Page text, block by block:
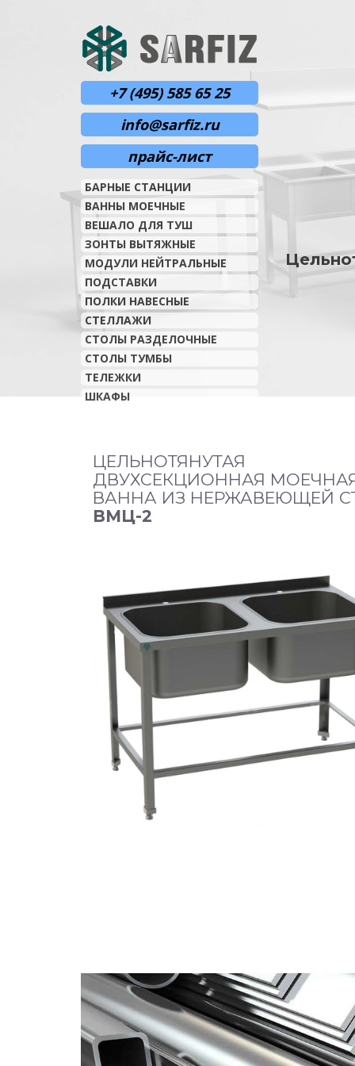
+7 (495) 585 65 25
info@sarfiz.ru
прайс-лист
БАРНЫЕ СТАНЦИИ
ВАННЫ МОЕЧНЫЕ
ВЕШАЛО ДЛЯ ТУШ
ЗОНТЫ ВЫТЯЖНЫЕ
МОДУЛИ НЕЙТРАЛЬНЫЕ
ПОДСТАВКИ
ПОЛКИ НАВЕСНЫЕ
СТЕЛЛАЖИ
СТОЛЫ РАЗДЕЛОЧНЫЕ
СТОЛЫ ТУМБЫ
ТЕЛЕЖКИ
ШКАФЫ
ЦЕЛЬНОТЯНУТАЯ
ДВУХСЕКЦИОННАЯ
ВАННА ИЗ НЕРЖАВЕЮЩЕЙ
ВМЦ-2